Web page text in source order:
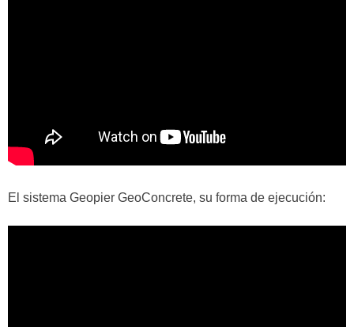
El sistema Geopier GeoConcrete, su forma de ejecución: